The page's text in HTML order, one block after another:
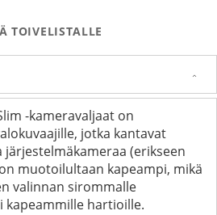
TOIVELISTALLE
-kameravaljaat on
jotka kantavat
järjestelmäkameraa (erikseen
muotoilultaan kapeampi, mikä
valinnan sirommalle
hartioille.